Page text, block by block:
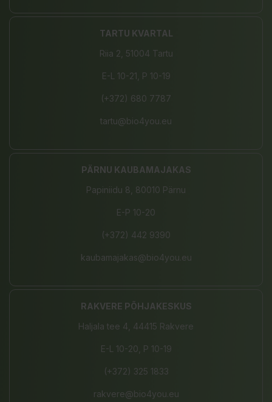
TARTU KVARTAL
Riia 2, 51004 Tartu
E-L 10-21, P 10-19
(+372) 680 7787
tartu@bio4you.eu
PÄRNU KAUBAMAJAKAS
Papiniidu 8, 80010 Pärnu
E-P 10-20
(+372) 442 9390
kaubamajakas@bio4you.eu
RAKVERE PÕHJAKESKUS
Haljala tee 4, 44415 Rakvere
E-L 10-20, P 10-19
(+372) 325 1833
rakvere@bio4you.eu